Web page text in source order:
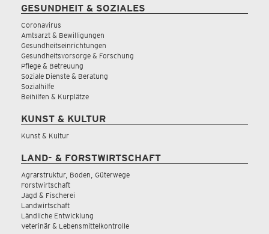
GESUNDHEIT & SOZIALES
Coronavirus
Amtsarzt & Bewilligungen
Gesundheitseinrichtungen
Gesundheitsvorsorge & Forschung
Pflege & Betreuung
Soziale Dienste & Beratung
Sozialhilfe
Beihilfen & Kurplätze
KUNST & KULTUR
Kunst & Kultur
LAND- & FORSTWIRTSCHAFT
Agrarstruktur, Boden, Güterwege
Forstwirtschaft
Jagd & Fischerei
Landwirtschaft
Ländliche Entwicklung
Veterinär & Lebensmittelkontrolle